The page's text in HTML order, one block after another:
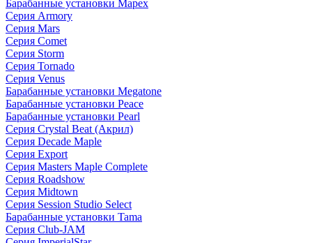
Барабанные установки Mapex
Серия Armory
Серия Mars
Серия Comet
Серия Storm
Серия Tornado
Серия Venus
Барабанные установки Megatone
Барабанные установки Peace
Барабанные установки Pearl
Серия Crystal Beat (Акрил)
Серия Decade Maple
Серия Export
Серия Masters Maple Complete
Серия Roadshow
Серия Midtown
Серия Session Studio Select
Барабанные установки Tama
Серия Club-JAM